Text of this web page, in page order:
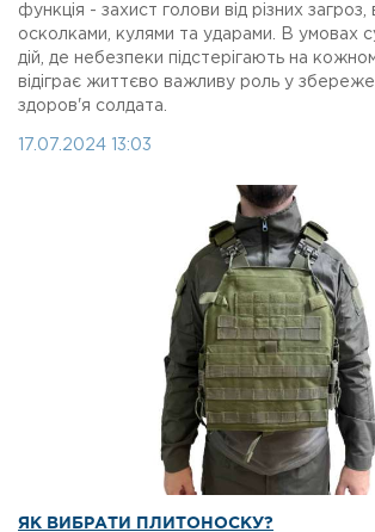
функція - захист голови від різних
осколками, кулями та ударами. В умовах
дій, де небезпеки підстерігають на
відіграє життєво важливу роль у
здоров'я солдата.
17.07.2024 13:03
ЯК ВИБРАТИ ПЛИТОНОСКУ?